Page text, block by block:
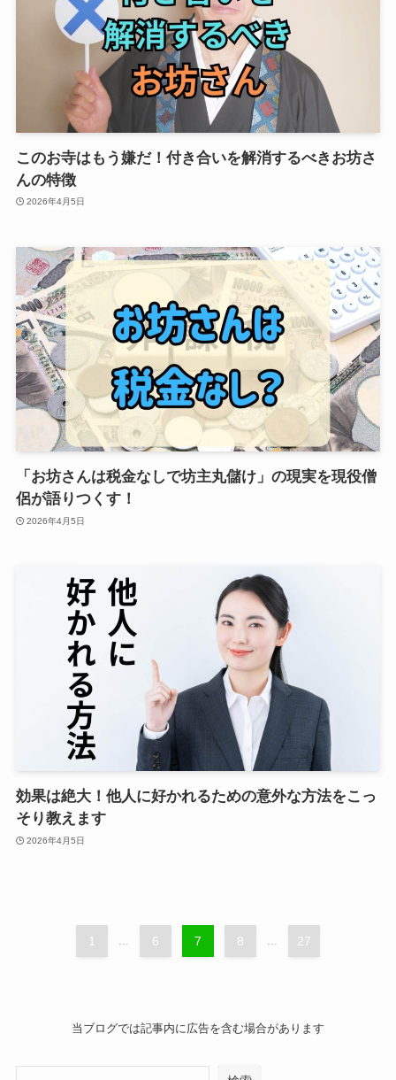
このお寺はもう嫌だ！付き合いを解消するべきお坊さ
んの特徴
2026年4月5日
「お坊さんは税金なしで坊主丸儲け」の現実を現役僧
侶が語りつくす！
2026年4月5日
効果は絶大！他人に好かれるための意外な方法をこっ
そり教えます
2026年4月5日
1 ... 6 7 8 ... 27
当ブログでは記事内に広告を含む場合があります